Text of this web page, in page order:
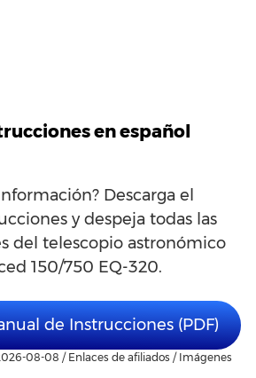
en español
Descarga el
y despeja todas las
del telescopio astronómico
150/750 EQ-320.
de Instrucciones (PDF)
08-08 / Enlaces de afiliados / Imágenes